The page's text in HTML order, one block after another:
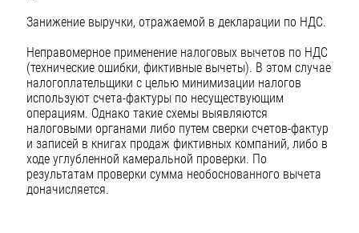
Занижение выручки, отражаемой в декларации по НДС.
Неправомерное применение налоговых вычетов по НДС
(технические ошибки, фиктивные вычеты). В этом случае
налогоплательщики с целью минимизации налогов
используют счета-фактуры по несуществующим
операциям. Однако такие схемы выявляются
налоговыми органами либо путем сверки счетов-фактур
и записей в книгах продаж фиктивных компаний, либо в
ходе углубленной камеральной проверки. По
результатам проверки сумма необоснованного вычета
доначисляется.